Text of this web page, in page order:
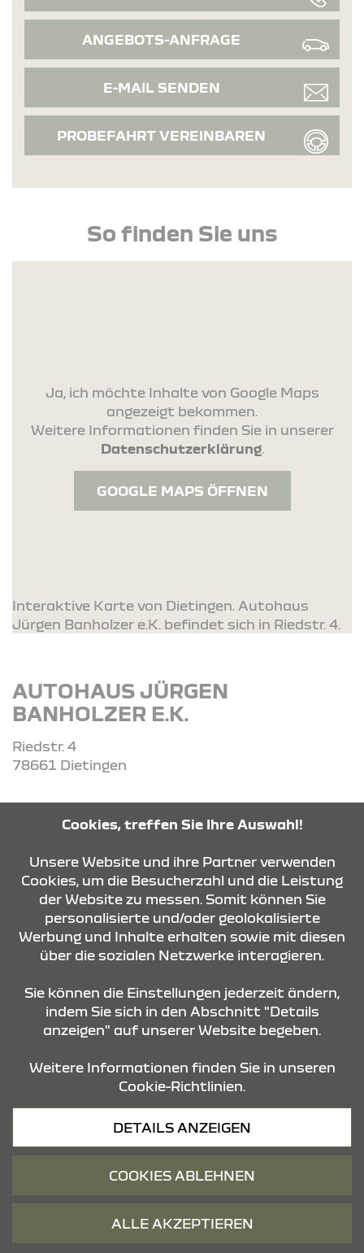
ANGEBOTS-ANFRAGE
E-MAIL SENDEN
PROBEFAHRT VEREINBAREN
So finden Sie uns
Ja, ich möchte Inhalte von Google Maps
angezeigt bekommen.
Weitere Informationen finden Sie in unserer
Datenschutzerklärung.
GOOGLE MAPS ÖFFNEN
Interaktive Karte von Dietingen. Autohaus
Jürgen Banholzer e.K. befindet sich in Riedstr. 4.
AUTOHAUS JÜRGEN
BANHOLZER E.K.
Riedstr. 4
78661 Dietingen
ROUTE PLANEN
ANFRAGE SENDEN
Datenschutz
Cookies, treffen Sie Ihre Auswahl!
Unsere Website und ihre Partner verwenden
Cookies, um die Besucherzahl und die Leistung
der Website zu messen. Somit können Sie
personalisierte und/oder geolokalisierte
Werbung und Inhalte erhalten sowie mit diesen
über die sozialen Netzwerke interagieren.
Sie können die Einstellungen jederzeit ändern,
indem Sie sich in den Abschnitt "Details
anzeigen" auf unserer Website begeben.
Weitere Informationen finden Sie in unseren
Cookie-Richtlinien.
DETAILS ANZEIGEN
COOKIES ABLEHNEN
ALLE AKZEPTIEREN